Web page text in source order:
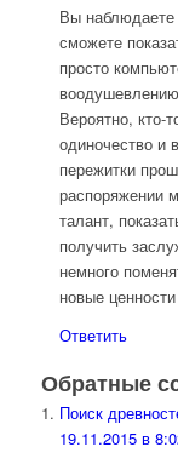
Вы наблюдаете
сможете
просто
Вероятно, кто-
одиночество и
пережитки
распоряжении
талант,
получить
немного
новые ценности
Ответить
Обратные
Поиск
19.11.2015 в